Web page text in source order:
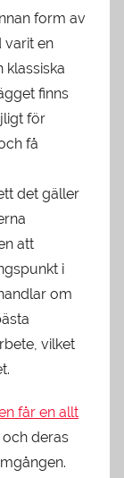
form av
varit en
klassiska
finns
för
få
det gäller
att
i
om
vilket
får en allt
deras